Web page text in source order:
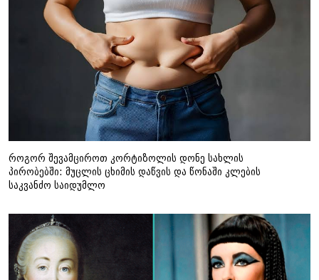
როგორ შევამციროთ კორტიზოლის დონე სახლის
პირობებში: მუცლის ცხიმის დაწვის და წონაში კლების
საკვანძო საიდუმლო